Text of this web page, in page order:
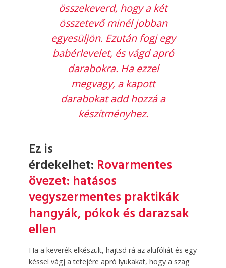
összekeverd, hogy a két
összetevő minél jobban
egyesüljön. Ezután fogj egy
babérlevelet, és vágd apró
darabokra. Ha ezzel
megvagy, a kapott
darabokat add hozzá a
készítményhez.
Ez is
érdekelhet: Rovarmentes
övezet: hatásos
vegyszermentes praktikák
hangyák, pókok és darazsak
ellen
Ha a keverék elkészült, hajtsd rá az alufóliát és egy
késsel vágj a tetejére apró lyukakat, hogy a szag